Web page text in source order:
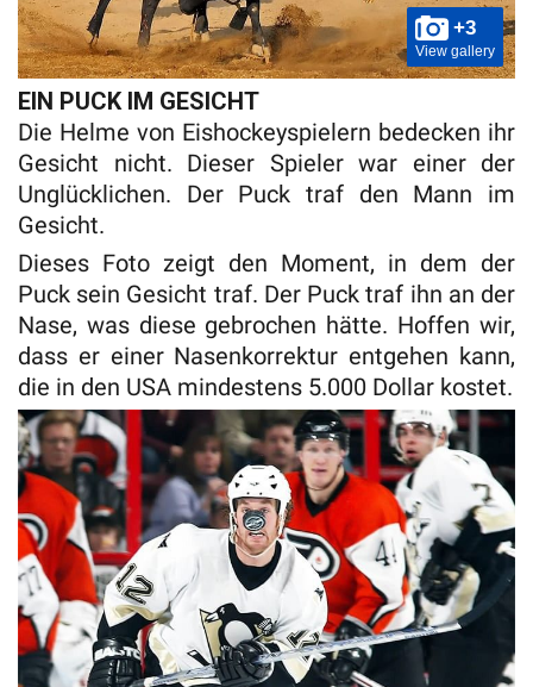
+3
View gallery
EIN PUCK IM GESICHT
Die Helme von Eishockeyspielern bedecken ihr
Gesicht nicht. Dieser Spieler war einer der
Unglücklichen. Der Puck traf den Mann im
Gesicht.
Dieses Foto zeigt den Moment, in dem der
Puck sein Gesicht traf. Der Puck traf ihn an der
Nase, was diese gebrochen hätte. Hoffen wir,
dass er einer Nasenkorrektur entgehen kann,
die in den USA mindestens 5.000 Dollar kostet.